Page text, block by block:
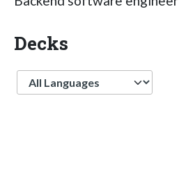
Decks
Language